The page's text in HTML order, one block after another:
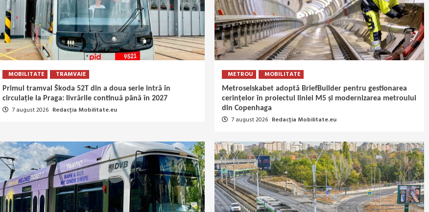
MOBILITATE TRAMVAIE
Primul tramvai Škoda 52T din a doua serie intră în
circulație la Praga: livrările continuă până în 2027
7 august 2026 Redacția Mobilitate.eu
METROU MOBILITATE
Metroselskabet adoptă BriefBuilder pentru gestionarea
cerințelor în proiectul liniei M5 și modernizarea metroului
din Copenhaga
7 august 2026 Redacția Mobilitate.eu